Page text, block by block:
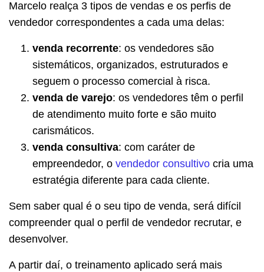
Marcelo realça 3 tipos de vendas e os perfis de
vendedor correspondentes a cada uma delas:
venda recorrente: os vendedores são
sistemáticos, organizados, estruturados e
seguem o processo comercial à risca.
venda de varejo: os vendedores têm o perfil
de atendimento muito forte e são muito
carismáticos.
venda consultiva: com caráter de
empreendedor, o vendedor consultivo cria uma
estratégia diferente para cada cliente.
Sem saber qual é o seu tipo de venda, será difícil
compreender qual o perfil de vendedor recrutar, e
desenvolver.
A partir daí, o treinamento aplicado será mais